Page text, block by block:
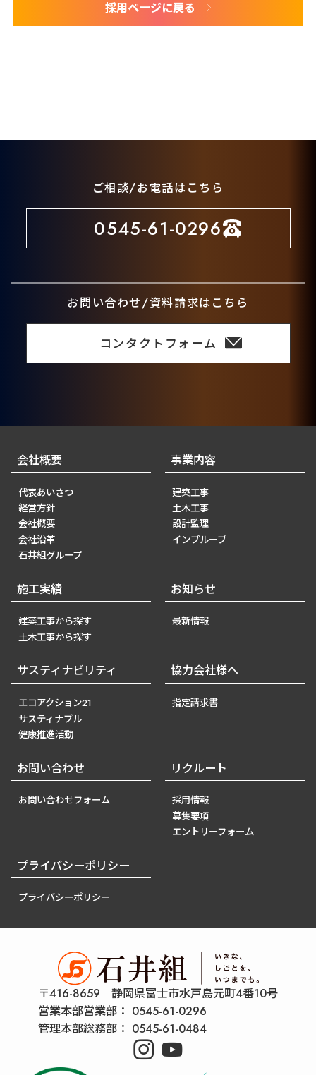
採用ページに戻る
ご相談/お電話はこちら
0545-61-0296
お問い合わせ/資料請求はこちら
コンタクトフォーム
会社概要
代表あいさつ
経営方針
会社概要
会社沿革
石井組グループ
事業内容
建築工事
土木工事
設計監理
インプルーブ
施工実績
建築工事から探す
土木工事から探す
お知らせ
最新情報
サスティナビリティ
エコアクション21
サスティナブル
健康推進活動
協力会社様へ
指定請求書
お問い合わせ
お問い合わせフォーム
リクルート
採用情報
募集要項
エントリーフォーム
プライバシーポリシー
プライバシーポリシー
〒416-8659 静岡県富士市水戸島元町4番10号
営業本部営業部： 0545-61-0296
管理本部総務部： 0545-61-0484